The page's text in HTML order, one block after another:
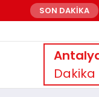
SON DAKİKA
Dakika